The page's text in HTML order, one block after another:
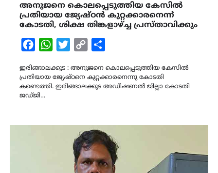
അനുജനെ കൊലപ്പെടുത്തിയ കേസിൽ
പ്രതിയായ ജ്യേഷ്‌ഠൻ കുറ്റക്കാരനെന്ന്
കോടതി, ശിക്ഷ തിങ്കളാഴ്ച്ച പ്രസ്താവിക്കും
FacebookWhatsAppTwitterCopy
ഇരിങ്ങാലക്കുട : അനുജനെ കൊലപ്പെടുത്തിയ കേസിൽ
പ്രതിയായ ജ്യേഷ്‌ഠനെ കുറ്റക്കാരനെന്നു കോടതി
കണ്ടെത്തി. ഇരിങ്ങാലക്കുട അഡീഷണൽ ജില്ലാ കോടതി
ജഡ്‌ജി…